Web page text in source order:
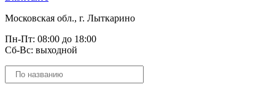
Московская обл., г. Лыткарино
Пн-Пт: 08:00 до 18:00
Сб-Вс: выходной
Поиск
товаров